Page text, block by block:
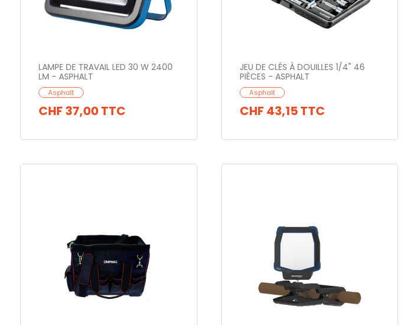
LAMPE DE TRAVAIL LED 30 W 2400
LM - ASPHALT
Asphalt
CHF 37,00TTC
JEU DE CLÉS À DOUILLES 1/4" 46
PIÈCES - ASPHALT
Asphalt
CHF 43,15TTC